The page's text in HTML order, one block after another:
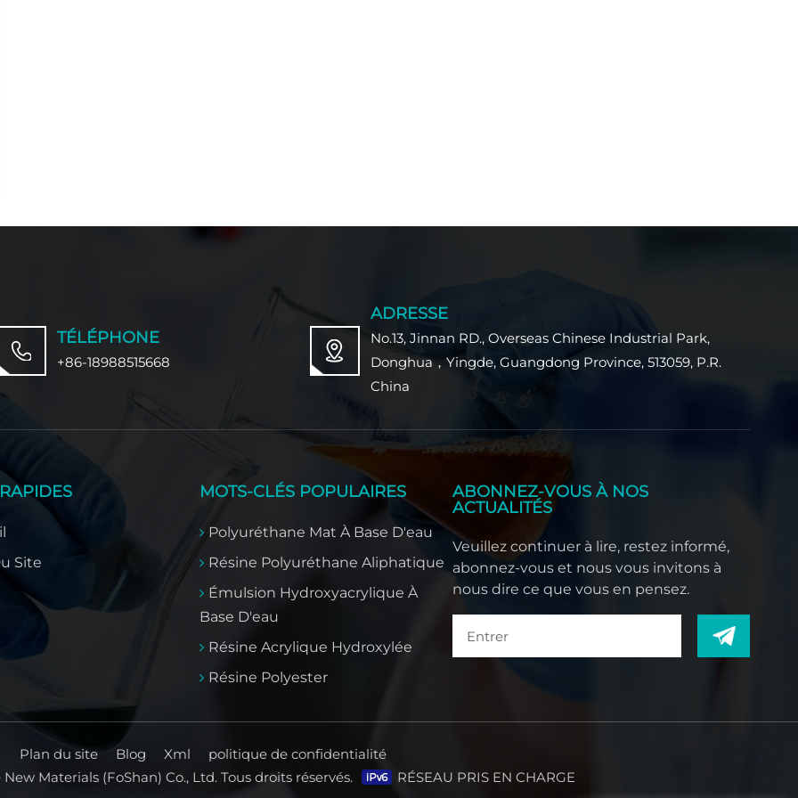
TÉLÉPHONE
+86-18988515668
ADRESSE
No.13, Jinnan RD., Overseas Chinese Industrial Park,
Donghua，Yingde, Guangdong Province, 513059, P.R.
China
Site
MOTS-CLÉS POPULAIRES
Polyuréthane Mat À Base D'eau
Résine Polyuréthane Aliphatique
Émulsion Hydroxyacrylique À
Base D'eau
Résine Acrylique Hydroxylée
Résine Polyester
ABONNEZ-VOUS À NOS
ACTUALITÉS
Veuillez continuer à lire, restez informé,
abonnez-vous et nous vous invitons à
nous dire ce que vous en pensez.
Plan du site Blog Xml
politique de confidentialité
Materials (FoShan) Co., Ltd. Tous droits réservés.
RÉSEAU PRIS EN CHARGE